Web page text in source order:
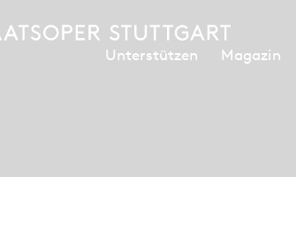
Unterstützen Magazin